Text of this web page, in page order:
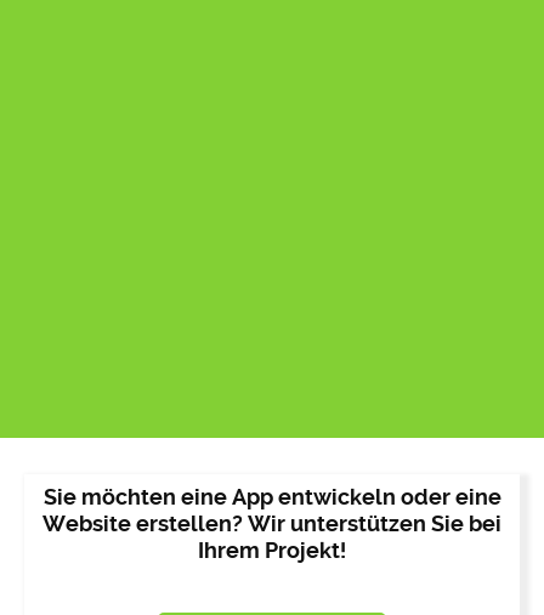
Sie möchten eine App entwickeln oder eine
Website erstellen? Wir unterstützen Sie bei
Ihrem Projekt!